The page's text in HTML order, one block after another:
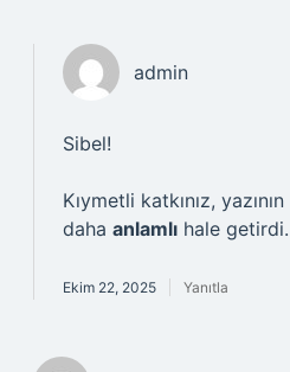
admin
Sibel!
Kıymetli katkınız, yazının
daha anlamlı hale getirdi.
Ekim 22, 2025 Yanıtla